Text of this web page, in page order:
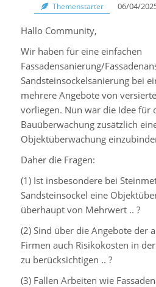
Themenstarter 06/04/
Hallo Community,
Wir haben für eine einfachen
Fassadensanierung/
Sandsteinsockelsanierung bei
mehrere Angebote von
vorliegen. Nun war die Idee für
Bauüberwachung zusätzlich
Objektüberwachung
Daher die Fragen:
(1) Ist insbesondere bei
Sandsteinsockel eine
überhaupt von Mehrwert .. ?
(2) Sind über die Angebote der
Firmen auch Risikokosten in
zu berücksichtigen .. ?
(3) Fallen Arbeiten wie